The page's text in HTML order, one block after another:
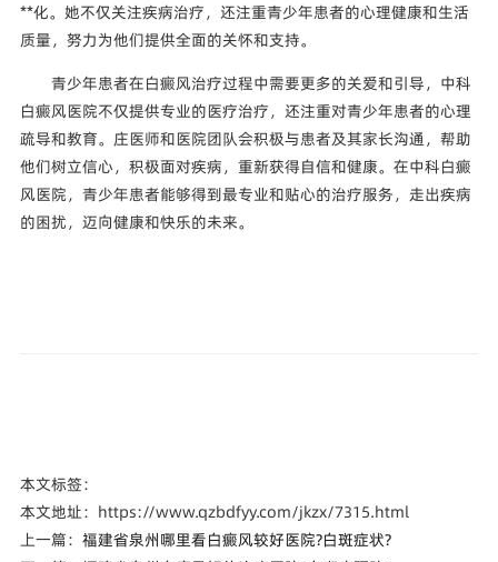
**化。她不仅关注疾病治疗，还注重青少年患者的心理健康和生活
质量，努力为他们提供全面的关怀和支持。
青少年患者在白癜风治疗过程中需要更多的关爱和引导，中科
白癜风医院不仅提供专业的医疗治疗，还注重对青少年患者的心理
疏导和教育。庄医师和医院团队会积极与患者及其家长沟通，帮助
他们树立信心，积极面对疾病，重新获得自信和健康。在中科白癜
风医院，青少年患者能够得到最专业和贴心的治疗服务，走出疾病
的困扰，迈向健康和快乐的未来。
本文标签：
本文地址：https://www.qzbdfyy.com/jkzx/7315.html
上一篇： 福建省泉州哪里看白癜风较好医院?白斑症状?